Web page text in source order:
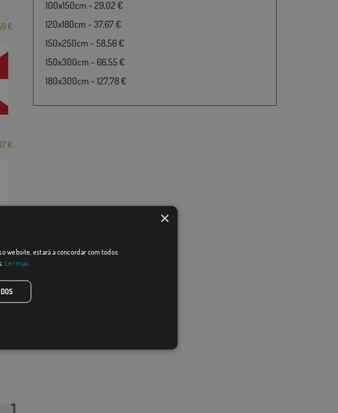
€
€
€
100x150cm - 29,02 €
120x180cm - 37,67 €
150x250cm - 58,56 €
150x300cm - 66,55 €
180x300cm - 127,78 €
×
website, estará a concordar com todos
Ler mais